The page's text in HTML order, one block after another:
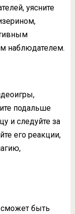
уясните
наблюдателем.
подальше
и следуйте за
его реакции,
быть